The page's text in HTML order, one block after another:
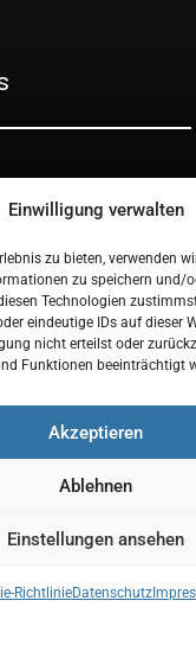
Einwilligung verwalten
zu bieten, verwenden
zu speichern und/
Technologien
eindeutige IDs auf dieser
nicht erteilst oder
Funktionen beeinträchtigt
Akzeptieren
Ablehnen
Einstellungen ansehen
RichtlinieDatenschutz
DatenschutzCookie -